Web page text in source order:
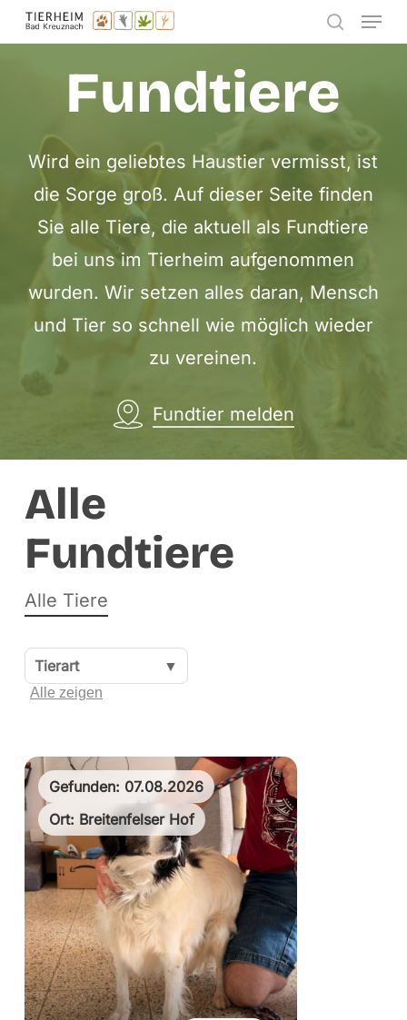
Skip
to
search
Menu
Fundtiere
Wird ein geliebtes Haustier vermisst, ist
die Sorge groß. Auf dieser Seite finden
Sie alle Tiere, die aktuell als Fundtiere
bei uns im Tierheim aufgenommen
wurden. Wir setzen alles daran, Mensch
und Tier so schnell wie möglich wieder
zu vereinen.
Fundtier melden
Alle
Fundtiere
Alle Tiere
Tierart ▼
Alle zeigen
Gefunden: 07.08.2026
Ort: Breitenfelser Hof